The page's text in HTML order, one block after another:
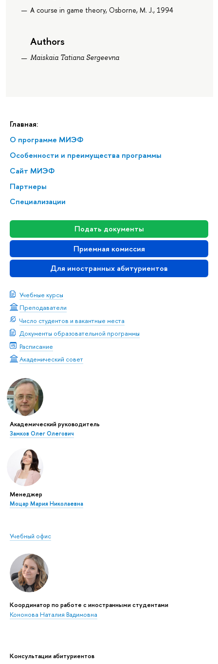
Главная:
О программе МИЭФ
Особенности и преимущества программы
Сайт МИЭФ
Партнеры
Специализации
Подать документы
Приемная комиссия
Для иностранных абитуриентов
Учебные курсы
Преподаватели
Число студентов и вакантные места
Документы образовательной программы
Расписание
Академический совет
Академический руководитель
Замков Олег Олегович
Менеджер
Моцар Мария Николаевна
Учебный офис
Координатор по работе с иностранными студентами
Кононова Наталия Вадимовна
Консультации абитуриентов
A course in game theory, Osborne, M. J., 1994
Authors
Maiskaia Tatiana Sergeevna